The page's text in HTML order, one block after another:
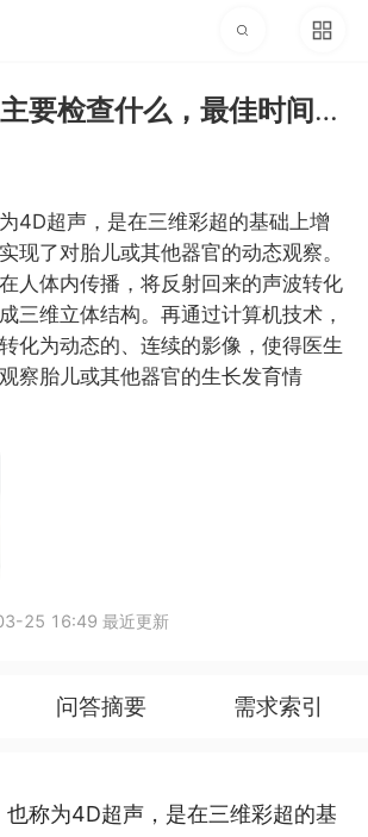
要检查什么，最佳时间是
4D超声，是在三维彩超的基础上增
现了对胎儿或其他器官的动态观察。
人体内传播，将反射回来的声波转化
三维立体结构。再通过计算机技术，
化为动态的、连续的影像，使得医生
察胎儿或其他器官的生长发育情
25 16:49 最近更新
问答摘要 需求索引
称为4D超声，是在三维彩超的基